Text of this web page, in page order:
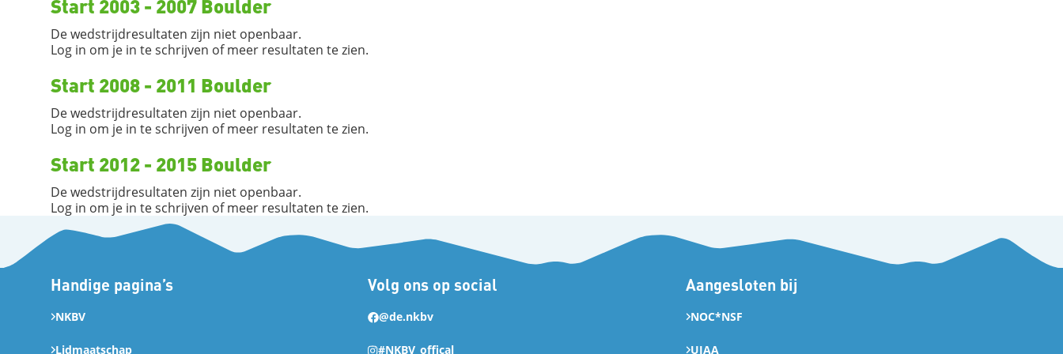
Start 2003 - 2007 Boulder
De wedstrijdresultaten zijn niet openbaar.
Log in om je in te schrijven of meer resultaten te zien.
Start 2008 - 2011 Boulder
De wedstrijdresultaten zijn niet openbaar.
Log in om je in te schrijven of meer resultaten te zien.
Start 2012 - 2015 Boulder
De wedstrijdresultaten zijn niet openbaar.
Log in om je in te schrijven of meer resultaten te zien.
Handige pagina’s
NKBV
Lidmaatschap
Volg ons op social
@de.nkbv
#NKBV_offical
Aangesloten bij
NOC*NSF
UIAA